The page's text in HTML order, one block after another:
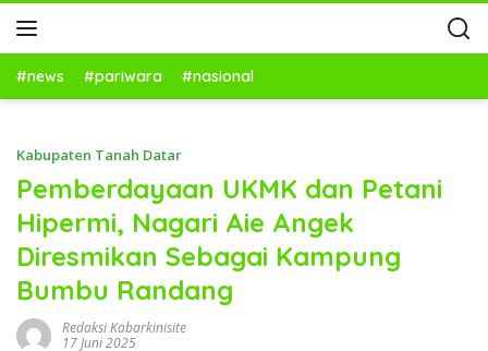
#news #pariwara #nasional
Kabupaten Tanah Datar
Pemberdayaan UKMK dan Petani
Hipermi, Nagari Aie Angek
Diresmikan Sebagai Kampung
Bumbu Randang
Redaksi Kabarkinisite
17 Juni 2025